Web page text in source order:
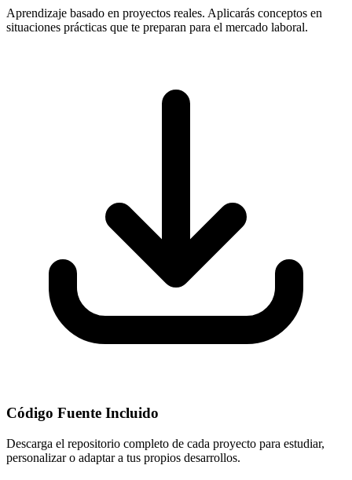
Aprendizaje basado en proyectos reales. Aplicarás conceptos en
situaciones prácticas que te preparan para el mercado laboral.
Código Fuente Incluido
Descarga el repositorio completo de cada proyecto para estudiar,
personalizar o adaptar a tus propios desarrollos.